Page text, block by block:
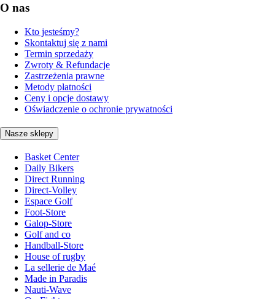
O nas
Kto jesteśmy?
Skontaktuj się z nami
Termin sprzedaży
Zwroty & Refundacje
Zastrzeżenia prawne
Metody płatności
Ceny i opcje dostawy
Oświadczenie o ochronie prywatności
Nasze sklepy
Basket Center
Daily Bikers
Direct Running
Direct-Volley
Espace Golf
Foot-Store
Galop-Store
Golf and co
Handball-Store
House of rugby
La sellerie de Maé
Made in Paradis
Nauti-Wave